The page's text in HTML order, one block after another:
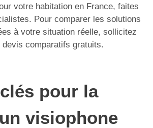
votre habitation en France, faites
Pour comparer les solutions
à votre situation réelle, sollicitez
comparatifs gratuits.
pour la
visiophone